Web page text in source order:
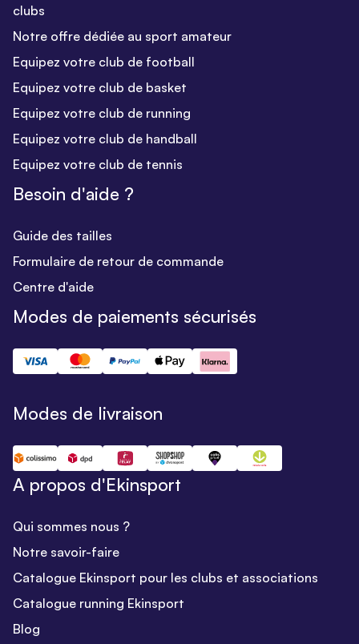
clubs
Notre offre dédiée au sport amateur
Equipez votre club de football
Equipez votre club de basket
Equipez votre club de running
Equipez votre club de handball
Equipez votre club de tennis
Besoin d'aide ?
Guide des tailles
Formulaire de retour de commande
Centre d'aide
Modes de paiements sécurisés
Modes de livraison
A propos d'Ekinsport
Qui sommes nous ?
Notre savoir-faire
Catalogue Ekinsport pour les clubs et associations
Catalogue running Ekinsport
Blog